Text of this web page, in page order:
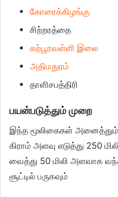
கோரைக்கிழங்கு
சிற்றரத்தை
கற்பூரவள்ளி இலை
அதிமதுரம்
தாளிசபத்திரி
பயன்படுத்தும் முறை
இந்த மூலிகைகள் அனைத்தும்
கிராம் அளவு எடுத்து 250
வைத்து 50 மிலி அளவாக
சூட்டில் பருகவும்